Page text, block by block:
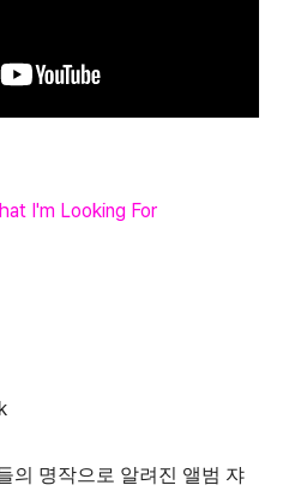
I'm Looking For
의 명작으로 알려진 앨범 쟈